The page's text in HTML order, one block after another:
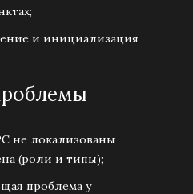
и инициализация
не локализованы
(роли и типы);
проблема у